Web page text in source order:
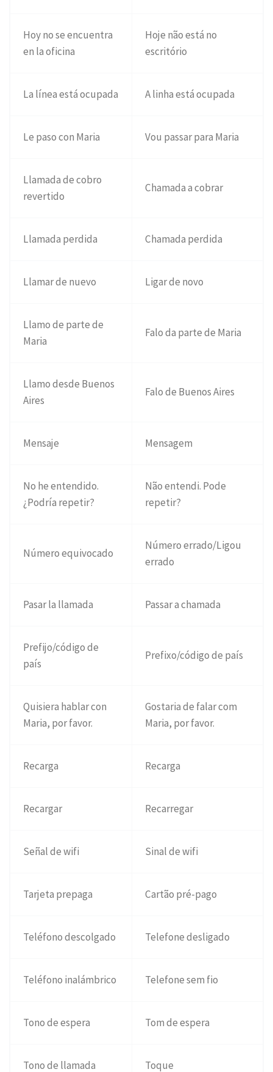
Hoy no se encuentra
en la oficina
Hoje não está no
escritório
La línea está ocupada A linha está ocupada
Le paso con Maria Vou passar para Maria
Llamada de cobro
revertido
Chamada a cobrar
Llamada perdida Chamada perdida
Llamar de nuevo Ligar de novo
Llamo de parte de
Maria
Falo da parte de Maria
Llamo desde Buenos
Aires
Falo de Buenos Aires
Mensaje Mensagem
No he entendido.
¿Podría repetir?
Não entendi. Pode
repetir?
Número equivocado
Número errado/Ligou
errado
Pasar la llamada Passar a chamada
Prefijo/código de
país
Prefixo/código de país
Quisiera hablar con
Maria, por favor.
Gostaria de falar com
Maria, por favor.
Recarga Recarga
Recargar Recarregar
Señal de wifi Sinal de wifi
Tarjeta prepaga Cartão pré-pago
Teléfono descolgado Telefone desligado
Teléfono inalámbrico Telefone sem fio
Tono de espera Tom de espera
Tono de llamada Toque